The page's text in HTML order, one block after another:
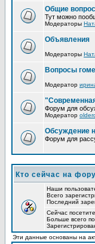
Общие
Тут можно
Модераторы
Объявления
Модераторы
Вопросы
Модератор
Форум для
Модератор
Обсуждение
Форум для
Кто сейчас на
Наши
Всего
Последний
Сейчас
Больше всего
Эти данные основаны на